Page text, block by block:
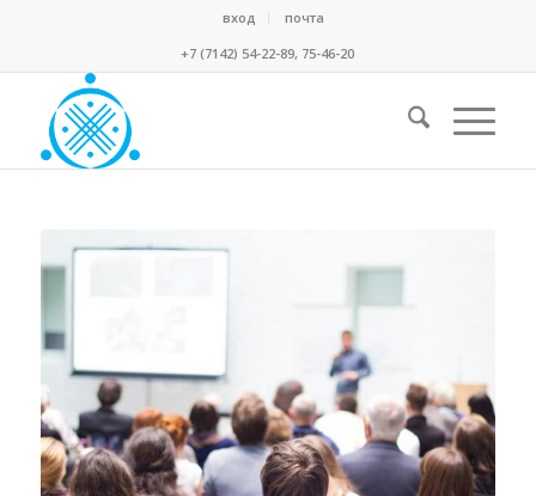
вход
почта
+7 (7142) 54-22-89, 75-46-20